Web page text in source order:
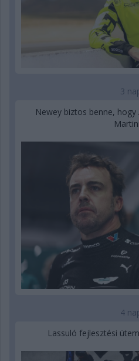
3
Newey biztos benne,
4
Lassuló fejlesztési